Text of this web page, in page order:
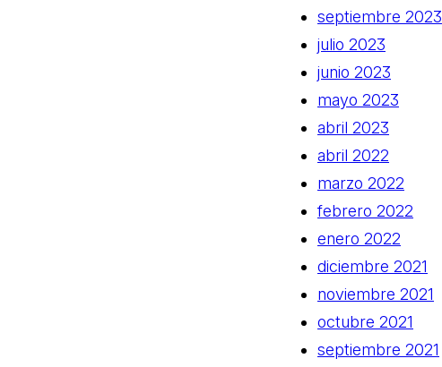
septiembre 2023
julio 2023
junio 2023
mayo 2023
abril 2023
abril 2022
marzo 2022
febrero 2022
enero 2022
diciembre 2021
noviembre 2021
octubre 2021
septiembre 2021